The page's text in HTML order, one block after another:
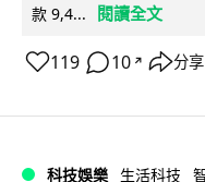
款 9,4...
閱讀全文
119 10 ↗ 分享
科技娛樂 生活科技